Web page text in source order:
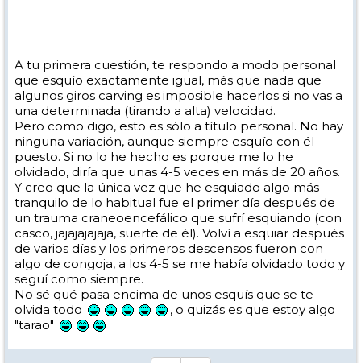
km/h y que no se salgan. Además, con lo que sobresale, nos protege
más que el de esquí de golpearnos la cara si caemos de morros.
A tu primera cuestión, te respondo a modo personal
que esquío exactamente igual, más que nada que
algunos giros carving es imposible hacerlos si no vas a
una determinada (tirando a alta) velocidad.
Pero como digo, esto es sólo a título personal. No hay
ninguna variación, aunque siempre esquío con él
puesto. Si no lo he hecho es porque me lo he
olvidado, diría que unas 4-5 veces en más de 20 años.
Y creo que la única vez que he esquiado algo más
tranquilo de lo habitual fue el primer día después de
un trauma craneoencefálico que sufrí esquiando (con
casco, jajajajajaja, suerte de él). Volví a esquiar después
de varios días y los primeros descensos fueron con
algo de congoja, a los 4-5 se me había olvidado todo y
seguí como siempre.
No sé qué pasa encima de unos esquís que se te
olvida todo
, o quizás es que estoy algo
"tarao"